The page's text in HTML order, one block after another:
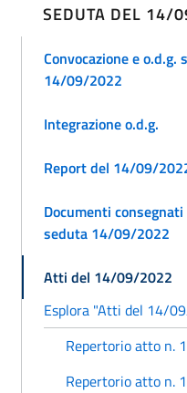
SEDUTA DEL 14/
Convocazione e o.d.g.
14/09/2022
Integrazione o.d.g.
Report del 14/09/
Documenti
seduta 14/09/2022
Atti del 14/09/2022
Esplora "Atti del 14/
Repertorio atto n.
Repertorio atto n.